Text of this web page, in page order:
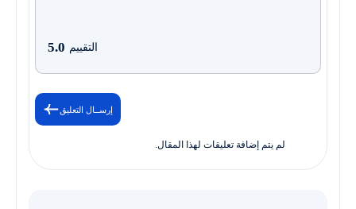
التقييم 5.0
إرســال التعليق
لم يتم إضافة تعليقات لهذا المقال.